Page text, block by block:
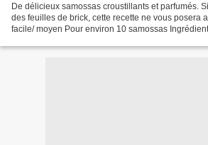
De délicieux samossas croustillants et parfumés.
des feuilles de brick, cette recette ne vous posera
facile/ moyen Pour environ 10 samossas